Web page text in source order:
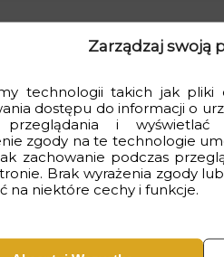
Zarządzaj swoją
technologii takich jak
dostępu do informacji o
przeglądania i wyświetlać
zgody na te technologie
zachowanie podczas
Brak wyrażenia zgody
na niektóre cechy i funkcje.
dolin za pomocą tej
niezapomniane.
że Twoje wnętrze nabierze
fototapety na wymiar, możesz